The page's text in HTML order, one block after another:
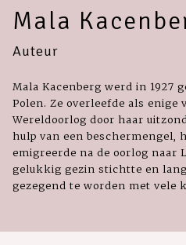
Mala
Auteur
Mala Kacenberg werd in 1927
Polen. Ze overleefde als enige
Wereldoorlog door haar
hulp van een beschermengel,
emigreerde na de oorlog naar
gelukkig gezin stichtte en
gezegend te worden met vele